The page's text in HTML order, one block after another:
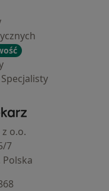
- Strona główna
o.o.
7
Polska